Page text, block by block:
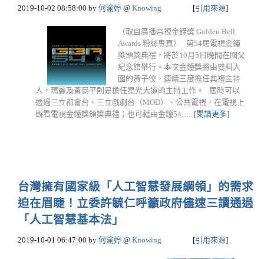
2019-10-02 08:58:00 by 何渝婷 @ Knowing [引用來源]
（取自廣播電視金鐘獎 Golden Bell
Awards 粉絲專頁） 第54屆電視金鐘
獎頒獎典禮，將於10月5日晚間在國父
紀念館舉行。本次金鐘獎將由雙料入
圍的黃子佼，連續三度擔任典禮主持
人，瑪麗及黃豪平則是擔任星光大道的主持工作。 屆時可以
透過三立都會台、三立戲劇台（MOD）、公共電視，在電視上
觀看電視金鐘獎頒獎典禮；也可藉由金鐘54...... [閱讀更多]
台灣擁有國家級「人工智慧發展綱領」的需求
迫在眉睫！立委許毓仁呼籲政府儘速三讀通過
「人工智慧基本法」
2019-10-01 06:47:00 by 何渝婷 @ Knowing [引用來源]